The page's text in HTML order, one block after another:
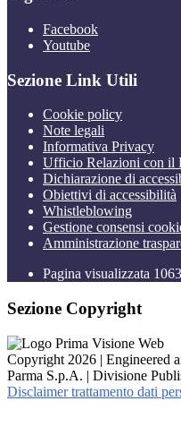
Facebook
Youtube
Sezione Link Utili
Cookie policy
Note legali
Informativa Privacy
Ufficio Relazioni con il
Dichiarazione di
Obiettivi di accessibilità
Whistleblowing
Gestione consensi
Amministrazione
Pagina visualizzata 1063
Sezione Copyright
Copyright 2026 | Engineered
Parma S.p.A. | Divisione
Disclaimer trattamento dati